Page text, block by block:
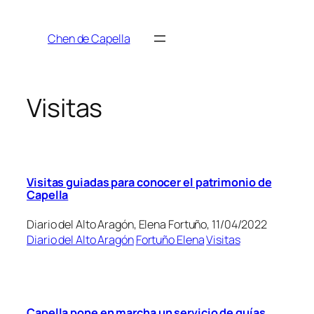
contenidoChen de Capella
Visitas
Visitas guiadas para conocer el patrimonio de
Capella
Diario del Alto Aragón, Elena Fortuño, 11/04/2022
Diario del Alto AragónFortuño ElenaVisitas